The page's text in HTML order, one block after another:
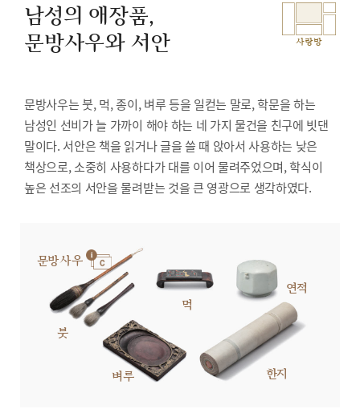
남성의 애장품,
문방사우와 서안
사랑방
문방사우는 붓, 먹, 종이, 벼루 등을 일컫는 말로, 학문을 하는
남성인 선비가 늘 가까이 해야 하는 네 가지 물건을 친구에 빗댄
말이다. 서안은 책을 읽거나 글을 쓸 때 앉아서 사용하는 낮은
책상으로, 소중히 사용하다가 대를 이어 물려주었으며, 학식이
높은 선조의 서안을 물려받는 것을 큰 영광으로 생각하였다.
문방사우
붓
먹
연적
벼루 한지